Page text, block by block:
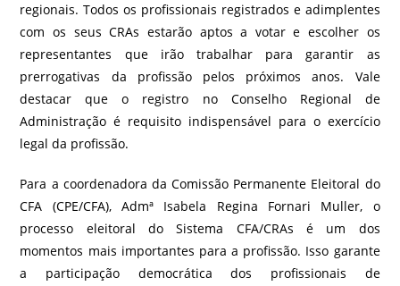
regionais. Todos os profissionais registrados e adimplentes
com os seus CRAs estarão aptos a votar e escolher os
representantes que irão trabalhar para garantir as
prerrogativas da profissão pelos próximos anos. Vale
destacar que o registro no Conselho Regional de
Administração é requisito indispensável para o exercício
legal da profissão.
Para a coordenadora da Comissão Permanente Eleitoral do
CFA (CPE/CFA), Admª Isabela Regina Fornari Muller, o
processo eleitoral do Sistema CFA/CRAs é um dos
momentos mais importantes para a profissão. Isso garante
a participação democrática dos profissionais de